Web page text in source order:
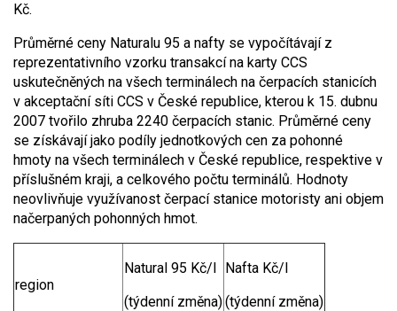
Kč.
Průměrné ceny Naturalu 95 a nafty se vypočítávají z
reprezentativního vzorku transakcí na karty CCS
uskutečněných na všech terminálech na čerpacích stanicích
v akceptační síti CCS v České republice, kterou k 15. dubnu
2007 tvořilo zhruba 2240 čerpacích stanic. Průměrné ceny
se získávají jako podíly jednotkových cen za pohonné
hmoty na všech terminálech v České republice, respektive v
příslušném kraji, a celkového počtu terminálů. Hodnoty
neovlivňuje využívanost čerpací stanice motoristy ani objem
načerpaných pohonných hmot.
region
Natural 95 Kč/l
(týdenní změna)
Nafta Kč/l
(týdenní změna)